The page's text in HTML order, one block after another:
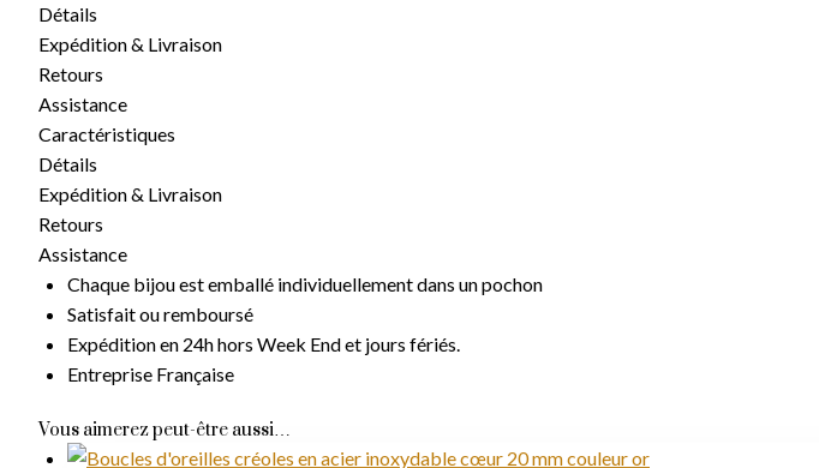
en
acier
inoxydable
forme
cœur
30
mm
couleur
or
Détails
Expédition & Livraison
Retours
Assistance
Caractéristiques
Détails
Expédition & Livraison
Retours
Assistance
Livraison Gratuite
À partir de 14,90 € d'achat
Chaque bijou est emballé individuellement dans un pochon
Satisfait ou remboursé
Expédition en 24h hors Week End et jours fériés.
Entreprise Française
Vous aimerez peut-être aussi…